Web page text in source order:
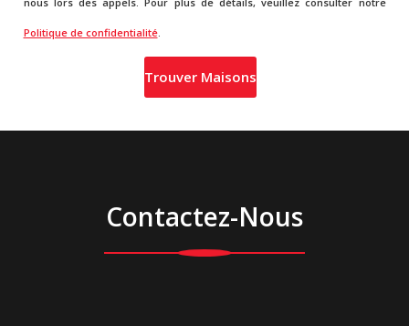
Politique de confidentialité.
Contactez-Nous